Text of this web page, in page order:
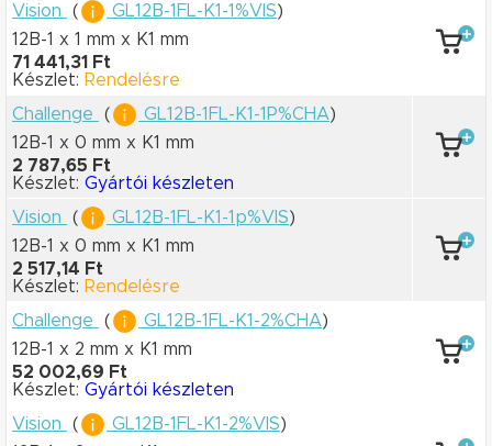
Vision
( GL12B-1FL-K1-1%VIS)
12B-1 x 1 mm x K1 mm
71 441,31 Ft
Készlet: Rendelésre
Challenge
( GL12B-1FL-K1-1P%CHA)
12B-1 x 0 mm x K1 mm
2 787,65 Ft
Készlet: Gyártói készleten
Vision
( GL12B-1FL-K1-1p%VIS)
12B-1 x 0 mm x K1 mm
2 517,14 Ft
Készlet: Rendelésre
Challenge
( GL12B-1FL-K1-2%CHA)
12B-1 x 2 mm x K1 mm
52 002,69 Ft
Készlet: Gyártói készleten
Vision
( GL12B-1FL-K1-2%VIS)